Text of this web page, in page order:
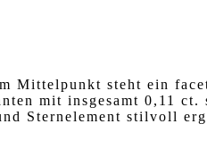
steht ein
mit insgesamt 0,11 ct.
Sternelement stilvoll